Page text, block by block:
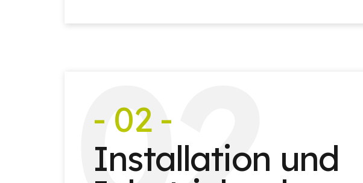
- 02 -
Installation und